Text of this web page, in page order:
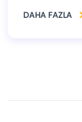
DAHA FAZLA